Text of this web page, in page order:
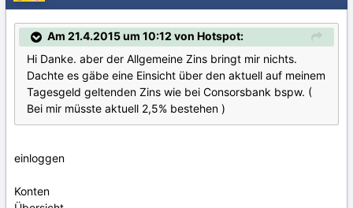
Am 21.4.2015 um 10:12 von Hotspot:
Hi Danke. aber der Allgemeine Zins bringt mir nichts.
Dachte es gäbe eine Einsicht über den aktuell auf meinem
Tagesgeld geltenden Zins wie bei Consorsbank bspw. (
Bei mir müsste aktuell 2,5% bestehen )
einloggen
Konten